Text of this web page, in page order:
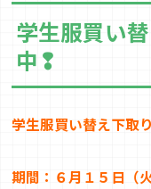
学生服買い
中❢
学生服買い替え下取
期間：６月１５日（